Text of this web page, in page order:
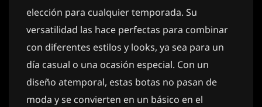
elección para cualquier temporada. Su
versatilidad las hace perfectas para combinar
con diferentes estilos y looks, ya sea para un
día casual o una ocasión especial. Con un
diseño atemporal, estas botas no pasan de
moda y se convierten en un básico en el